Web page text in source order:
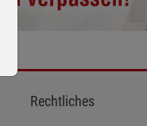
Rechtliches